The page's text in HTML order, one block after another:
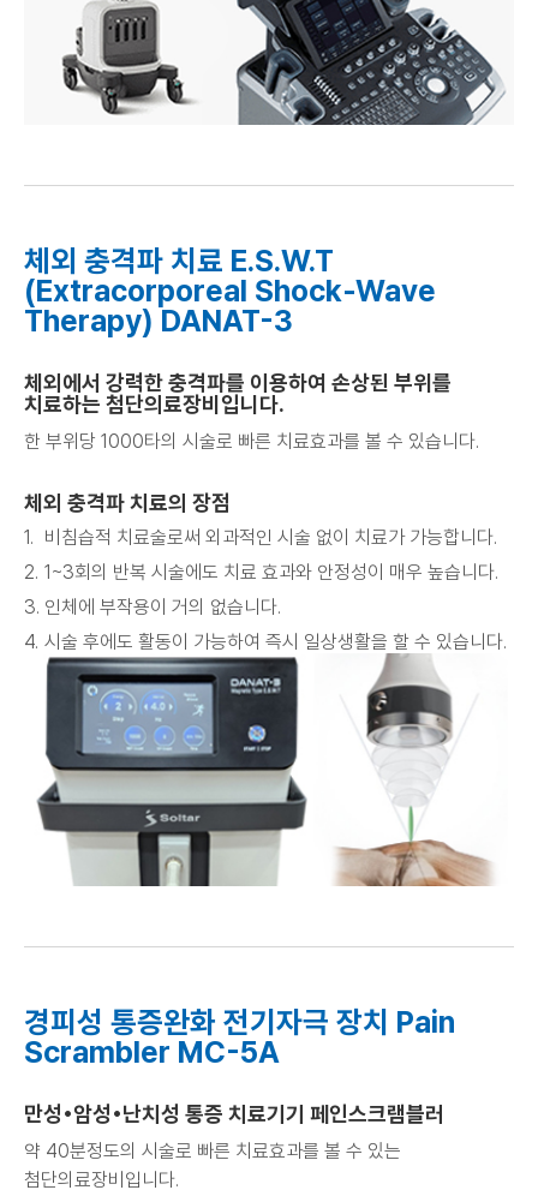
체외 충격파 치료 E.S.W.T
(Extracorporeal Shock-Wave
Therapy) DANAT-3
체외에서 강력한 충격파를 이용하여 손상된 부위를
치료하는 첨단의료장비입니다.
한 부위당 1000타의 시술로 빠른 치료효과를 볼 수 있습니다.
체외 충격파 치료의 장점
비침습적 치료술로써 외과적인 시술 없이 치료가 가능합니다.
1~3회의 반복 시술에도 치료 효과와 안정성이 매우 높습니다.
인체에 부작용이 거의 없습니다.
시술 후에도 활동이 가능하여 즉시 일상생활을 할 수 있습니다.
경피성 통증완화 전기자극 장치 Pain
Scrambler MC-5A
만성•암성•난치성 통증 치료기기 페인스크램블러
약 40분정도의 시술로 빠른 치료효과를 볼 수 있는
첨단의료장비입니다.